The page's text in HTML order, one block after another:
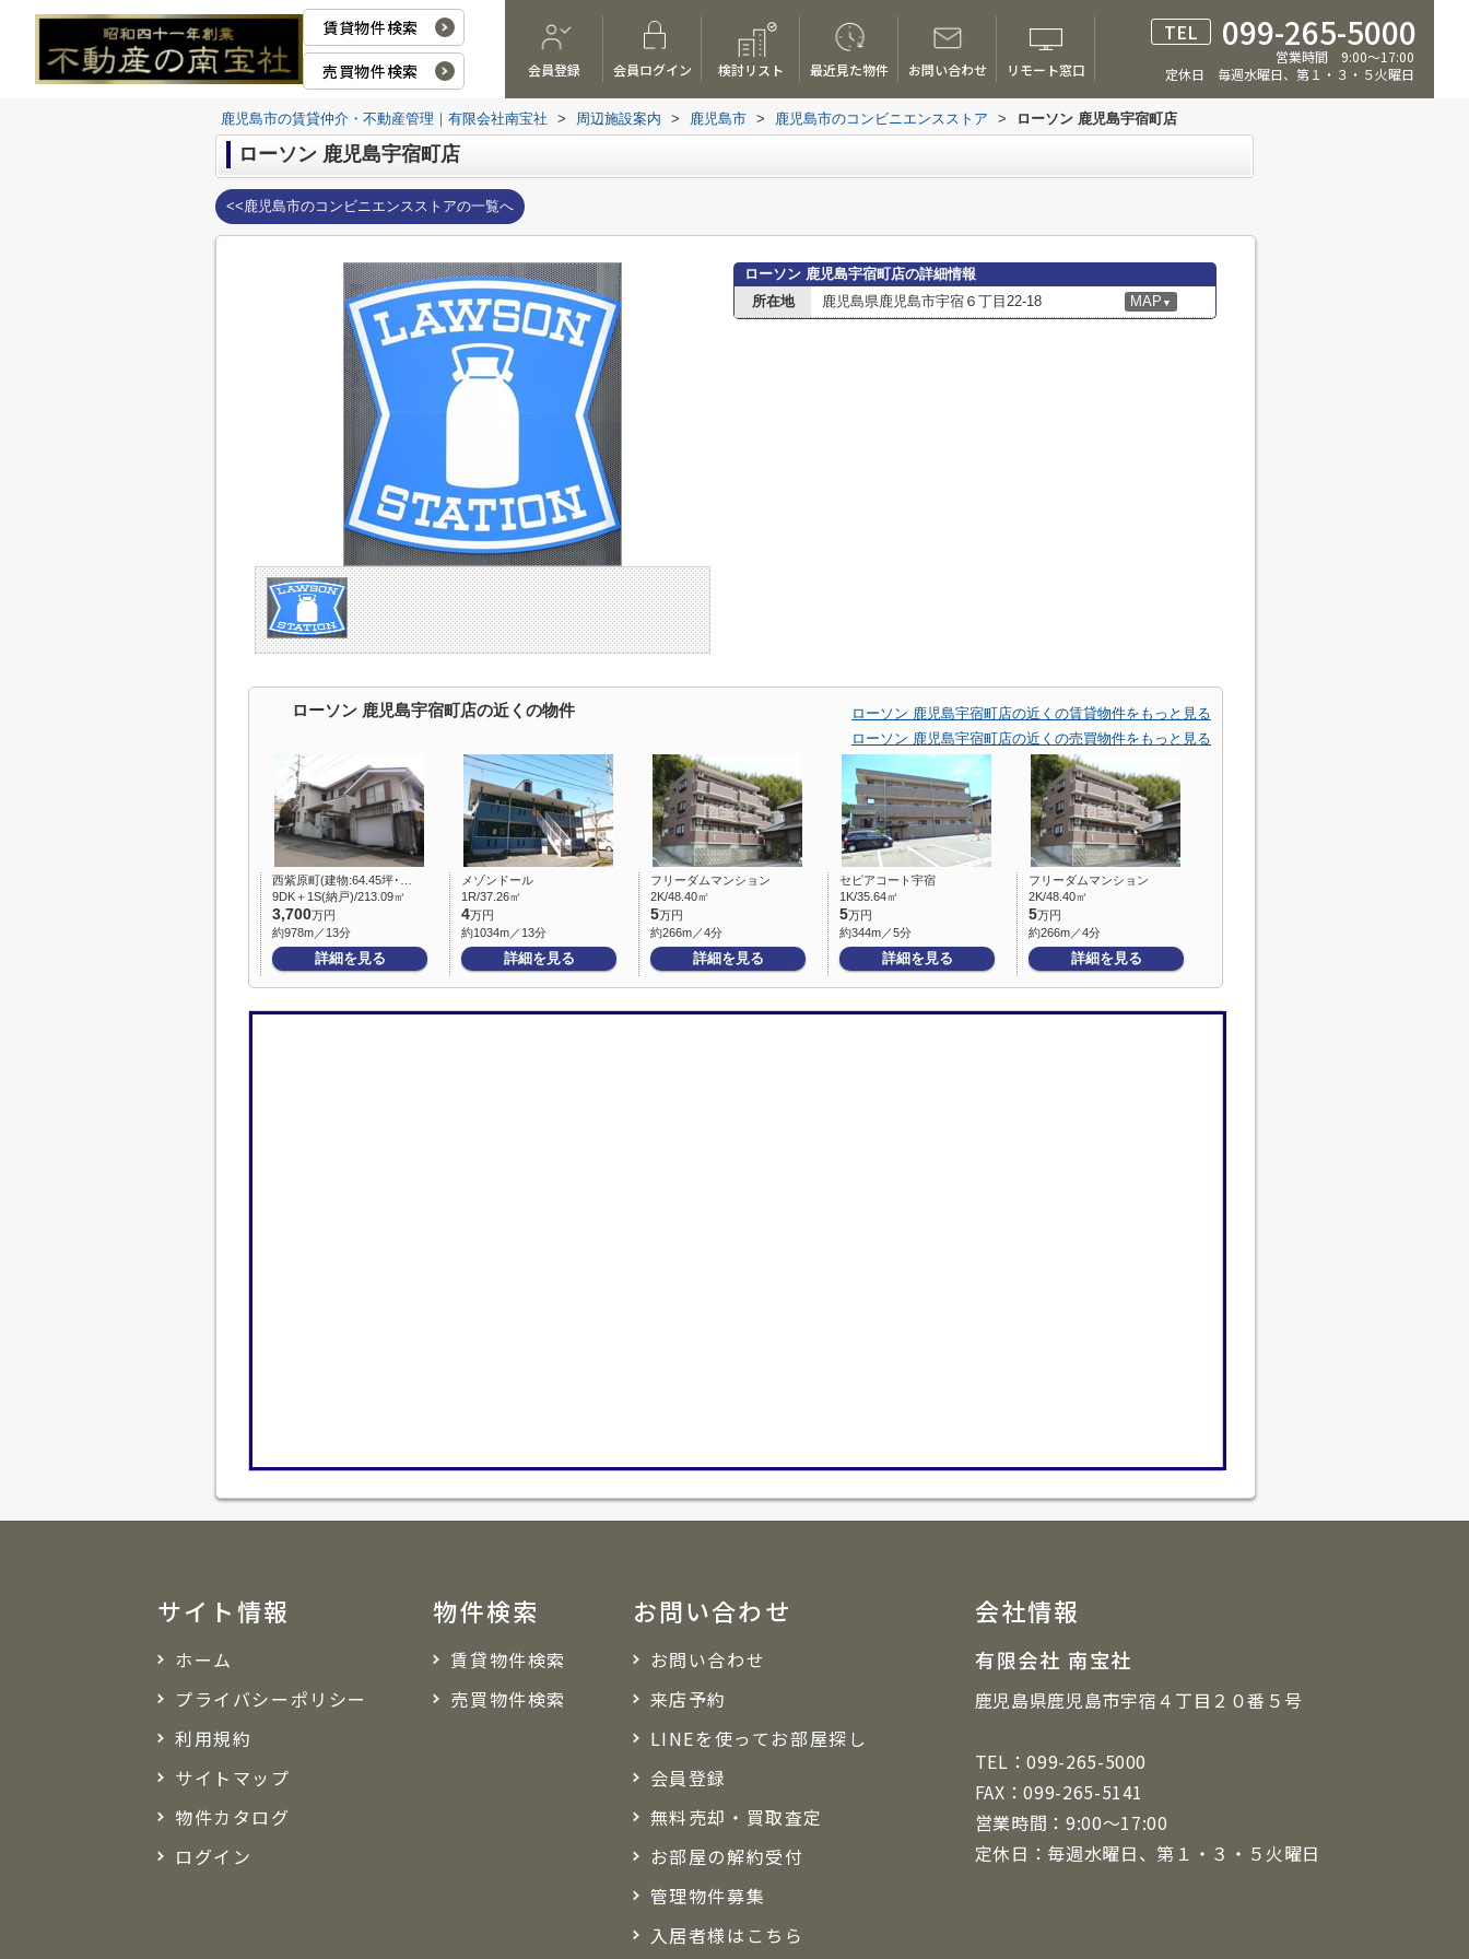
賃貸物件検索
売買物件検索
会員登録 会員ログイン 検討リスト 最近見た物件 お問い合わせ リモート窓口
TEL 099-265-5000
営業時間 9:00～17:00
定休日 毎週水曜日、第１・３・５火曜日
鹿児島市の賃貸仲介・不動産管理｜有限会社南宝社 > 周辺施設案内 > 鹿児島市 > 鹿児島市のコンビニエンスストア > ローソン 鹿児島宇宿町店
ローソン 鹿児島宇宿町店
<<鹿児島市のコンビニエンスストアの一覧へ
ローソン 鹿児島宇宿町店の詳細情報
所在地
鹿児島県鹿児島市宇宿６丁目22-18 MAP ▼
ローソン 鹿児島宇宿町店の近くの物件
ローソン 鹿児島宇宿町店の近くの賃貸物件をもっと見る
ローソン 鹿児島宇宿町店の近くの売買物件をもっと見る
西紫原町(建物:64.45坪･…
9DK＋1S(納戸)/213.09㎡
3,700万円
約978m／13分
詳細を見る
メゾンドール
1R/37.26㎡
4万円
約1034m／13分
詳細を見る
フリーダムマンション
2K/48.40㎡
5万円
約266m／4分
詳細を見る
セピアコート宇宿
1K/35.64㎡
5万円
約344m／5分
詳細を見る
フリーダムマンション
2K/48.40㎡
5万円
約266m／4分
詳細を見る
サイト情報
ホーム
プライバシーポリシー
利用規約
サイトマップ
物件カタログ
ログイン
物件検索
賃貸物件検索
売買物件検索
お問い合わせ
お問い合わせ
来店予約
LINEを使ってお部屋探し
会員登録
無料売却・買取査定
お部屋の解約受付
管理物件募集
入居者様はこちら
会社情報
有限会社 南宝社
鹿児島県鹿児島市宇宿４丁目２０番５号
TEL：099-265-5000
FAX：099-265-5141
営業時間：9:00～17:00
定休日：毎週水曜日、第１・３・５火曜日